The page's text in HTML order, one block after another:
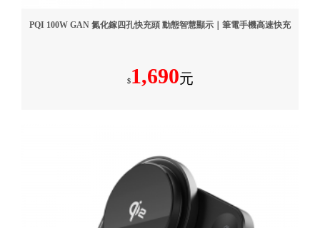
PQI 100W GAN 氮化鎵四孔快充頭 動態智慧顯示｜筆電手機高速快充
$1,690元